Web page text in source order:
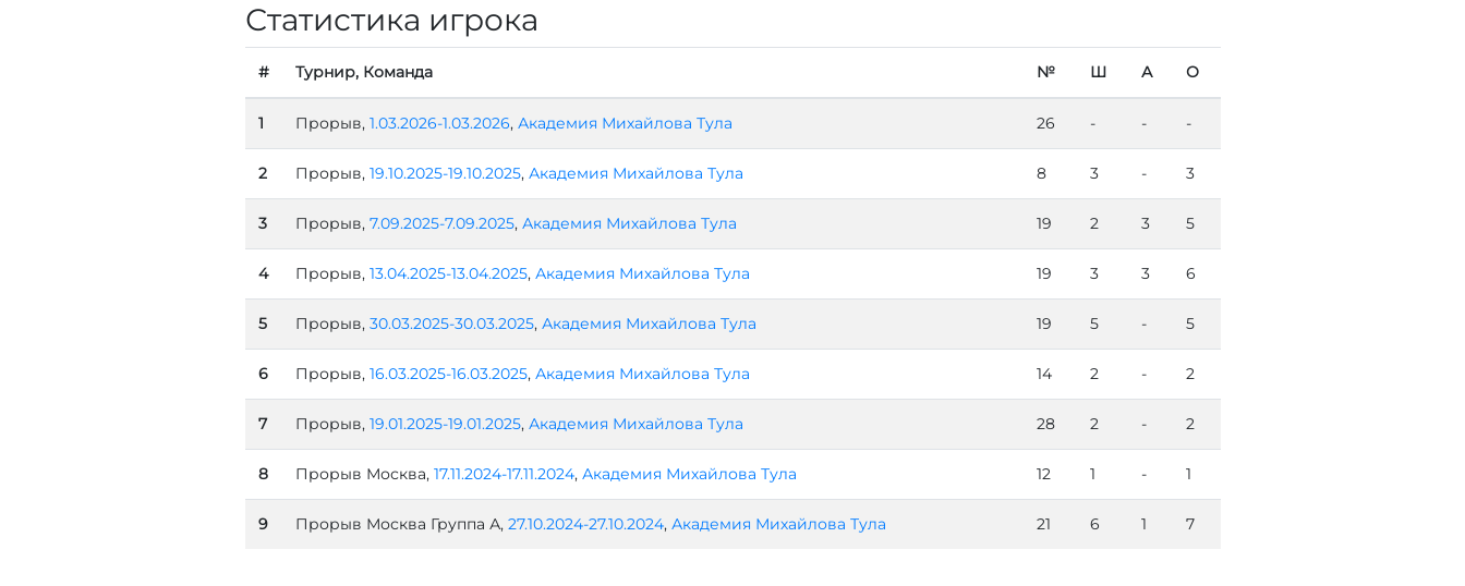
Статистика игрока
# Турнир, Команда № Ш А О
1 Прорыв, 1.03.2026-1.03.2026, Академия Михайлова Тула 26 - - -
2 Прорыв, 19.10.2025-19.10.2025, Академия Михайлова Тула 8 3 - 3
3 Прорыв, 7.09.2025-7.09.2025, Академия Михайлова Тула 19 2 3 5
4 Прорыв, 13.04.2025-13.04.2025, Академия Михайлова Тула 19 3 3 6
5 Прорыв, 30.03.2025-30.03.2025, Академия Михайлова Тула 19 5 - 5
6 Прорыв, 16.03.2025-16.03.2025, Академия Михайлова Тула 14 2 - 2
7 Прорыв, 19.01.2025-19.01.2025, Академия Михайлова Тула 28 2 - 2
8 Прорыв Москва, 17.11.2024-17.11.2024, Академия Михайлова Тула 12 1 - 1
9 Прорыв Москва Группа А, 27.10.2024-27.10.2024, Академия Михайлова Тула 21 6 1 7